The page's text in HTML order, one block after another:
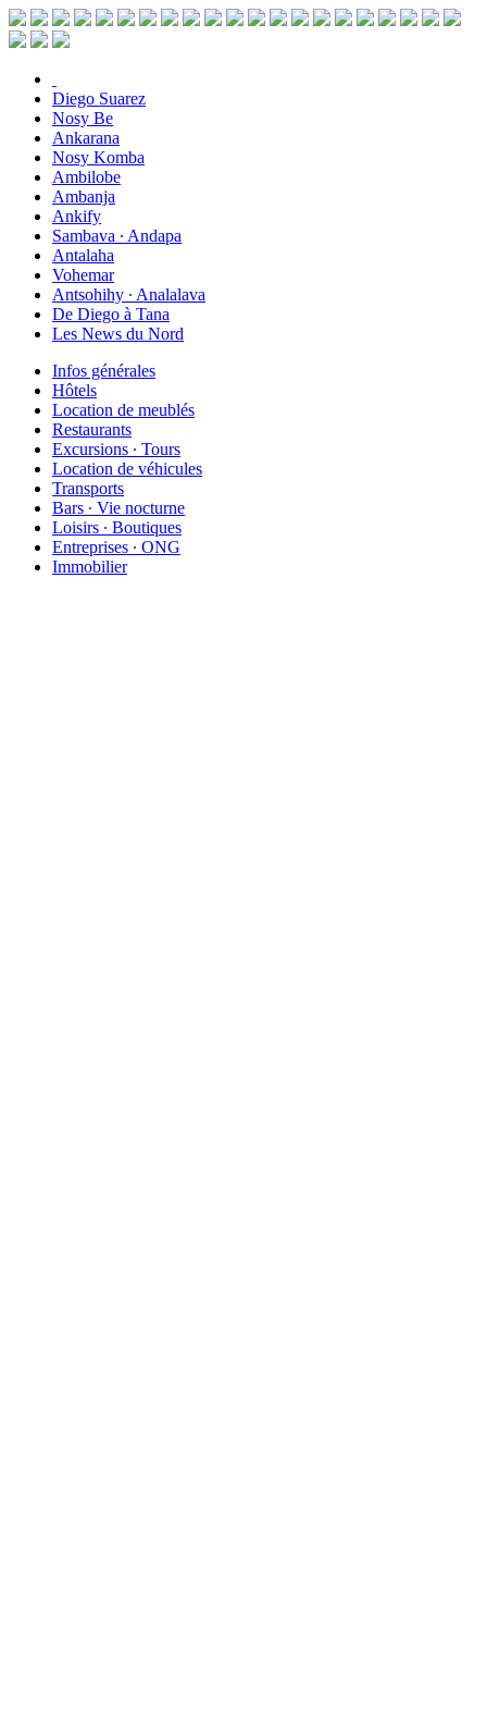
Diego Suarez
Nosy Be
Ankarana
Nosy Komba
Ambilobe
Ambanja
Ankify
Sambava ∙ Andapa
Antalaha
Vohemar
Antsohihy ∙ Analalava
De Diego à Tana
Les News du Nord
Infos générales
Hôtels
Location de meublés
Restaurants
Excursions ∙ Tours
Location de véhicules
Transports
Bars ∙ Vie nocturne
Loisirs ∙ Boutiques
Entreprises ∙ ONG
Immobilier